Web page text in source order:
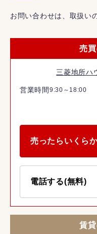
お問い合わせは、取扱い
売
三菱地所ハ
営業時間9:30～18:00
売ったらいくら
電話する(無料)
賃